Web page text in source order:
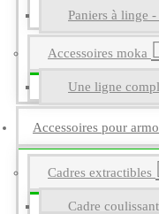
Paniers à linge
Accessoires moka
Une ligne
Accessoires pour
Cadres extractibles
Cadre